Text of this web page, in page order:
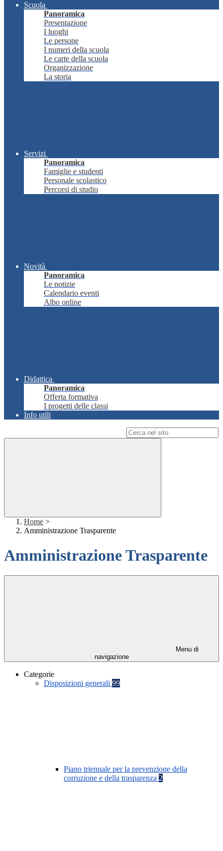
Scuola
Panoramica
Presentazione
I luoghi
Le persone
I numeri della scuola
Le carte della scuola
Organizzazione
La storia
Servizi
Panoramica
Famiglie e studenti
Personale scolastico
Percorsi di studio
Novità
Panoramica
Le notizie
Calendario eventi
Albo online
Didattica
Panoramica
Offerta formativa
I progetti delle classi
Info utili
Home >
Amministrazione Trasparente
Amministrazione Trasparente
Menu di
navigazione
Categorie
Disposizioni generali 99
Piano triennale per la prevenzione della
corruzione e della trasparenza 2